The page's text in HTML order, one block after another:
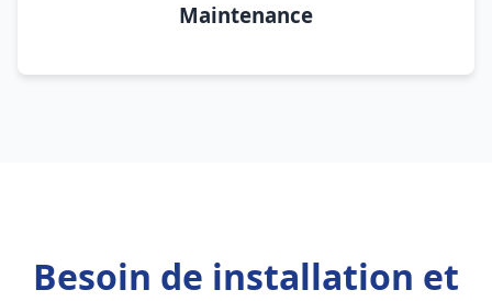
Maintenance
Besoin de installation et